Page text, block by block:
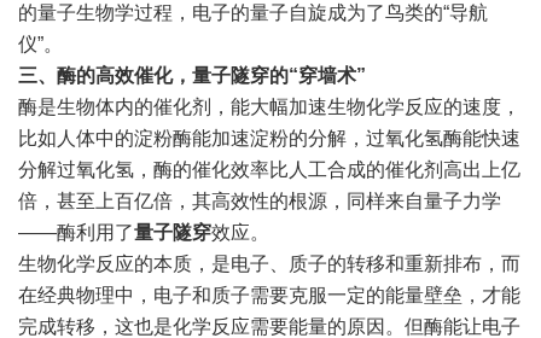
的量子生物学过程，电子的量子自旋成为了鸟类的“导航
仪”。
三、酶的高效催化，量子隧穿的“穿墙术”
酶是生物体内的催化剂，能大幅加速生物化学反应的速度，
比如人体中的淀粉酶能加速淀粉的分解，过氧化氢酶能快速
分解过氧化氢，酶的催化效率比人工合成的催化剂高出上亿
倍，甚至上百亿倍，其高效性的根源，同样来自量子力学
——酶利用了量子隧穿效应。
生物化学反应的本质，是电子、质子的转移和重新排布，而
在经典物理中，电子和质子需要克服一定的能量壁垒，才能
完成转移，这也是化学反应需要能量的原因。但酶能让电子